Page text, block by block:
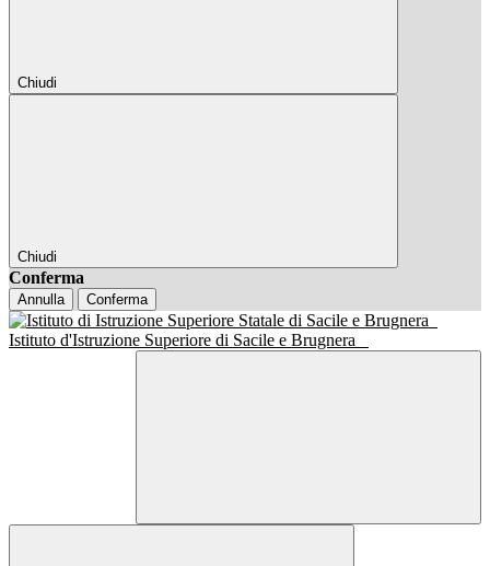
Chiudi
Chiudi
Conferma
Annulla Conferma
Istituto d'Istruzione Superiore di Sacile e Brugnera